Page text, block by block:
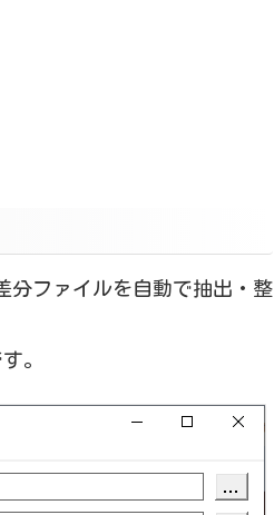
分ファイルを自動で抽出・整
。